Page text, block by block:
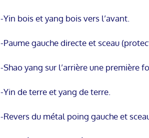
-Yin bois et yang bois vers l’avant.
-Paume gauche directe et sceau
-Shao yang sur l’arrière une première
-Yin de terre et yang de terre.
-Revers du métal poing gauche et